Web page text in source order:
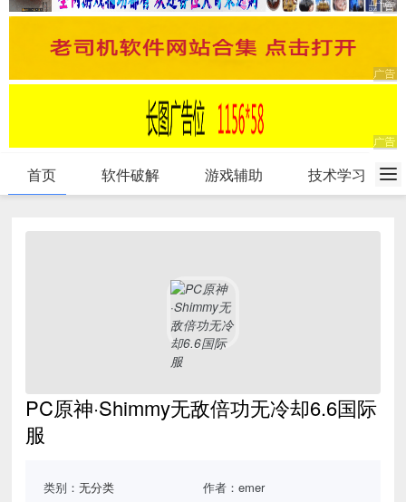
首页 软件破解 游戏辅助 技术学习
PC原神·Shimmy无敌倍功无冷却6.6国际
服
类别：无分类 作者：emer